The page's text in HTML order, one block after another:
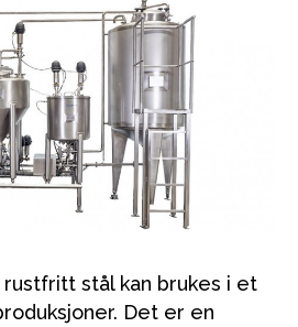
stål kan brukes i et
Det er en